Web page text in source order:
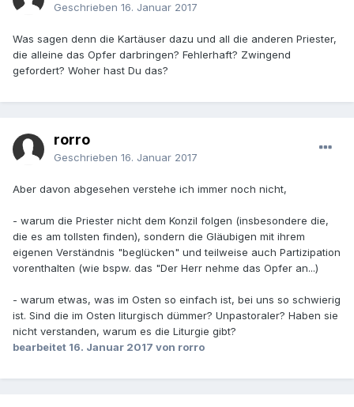
Geschrieben 16. Januar 2017
Was sagen denn die Kartäuser dazu und all die anderen Priester,
die alleine das Opfer darbringen? Fehlerhaft? Zwingend
gefordert? Woher hast Du das?
rorro
Geschrieben 16. Januar 2017
Aber davon abgesehen verstehe ich immer noch nicht,
- warum die Priester nicht dem Konzil folgen (insbesondere die,
die es am tollsten finden), sondern die Gläubigen mit ihrem
eigenen Verständnis "beglücken" und teilweise auch Partizipation
vorenthalten (wie bspw. das "Der Herr nehme das Opfer an...)
- warum etwas, was im Osten so einfach ist, bei uns so schwierig
ist. Sind die im Osten liturgisch dümmer? Unpastoraler? Haben sie
nicht verstanden, warum es die Liturgie gibt?
bearbeitet 16. Januar 2017 von rorro